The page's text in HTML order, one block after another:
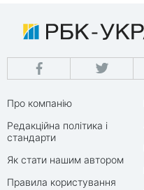
Про компанію
Редакційна політика і
стандарти
Як стати нашим автором
Правила користування